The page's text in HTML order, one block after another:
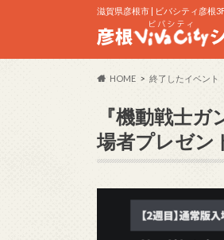
滋賀県彦根市 | ビバシティ彦根
HOME 終了したイベント
『機動戦士
場者プレゼン